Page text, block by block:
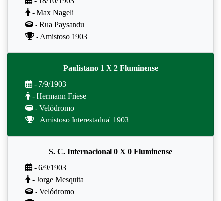
- Max Nageli
- Rua Paysandu
- Amistoso 1903
Paulistano 1 X 2 Fluminense
- 7/9/1903
- Hermann Friese
- Velódromo
- Amistoso Interestadual 1903
S. C. Internacional 0 X 0 Fluminense
- 6/9/1903
- Jorge Mesquita
- Velódromo